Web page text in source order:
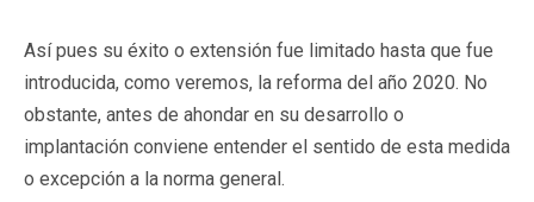
Así pues su éxito o extensión fue limitado hasta que fue
introducida, como veremos, la reforma del año 2020. No
obstante, antes de ahondar en su desarrollo o
implantación conviene entender el sentido de esta medida
o excepción a la norma general.